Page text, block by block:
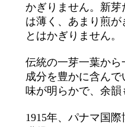
かぎりません。新
は薄く、あまり煎
とはかぎりません。
伝統の一芽一葉か
成分を豊かに含ん
味が明らかで、余韻
1915年、パナマ国